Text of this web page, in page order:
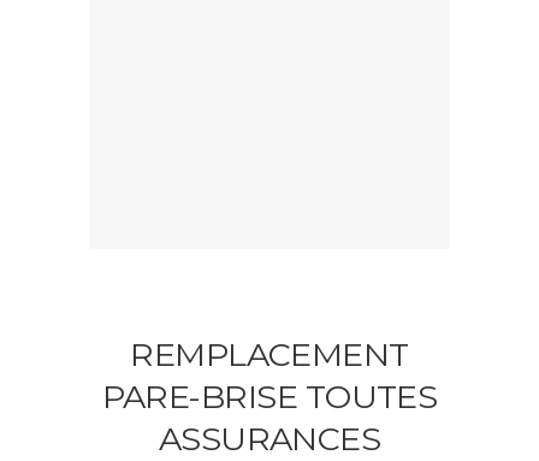
REMPLACEMENT
PARE-BRISE TOUTES
ASSURANCES